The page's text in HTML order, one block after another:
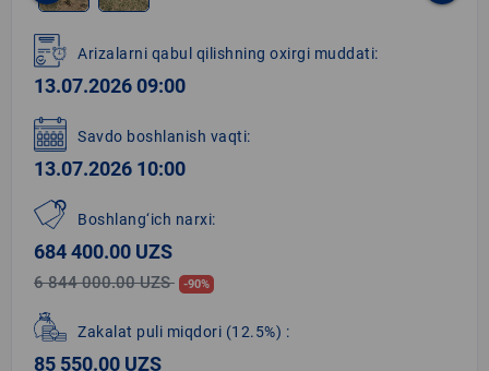
1
of
2
Arizalarni qabul qilishning oxirgi muddati:
13.07.2026 09:00
Savdo boshlanish vaqti:
13.07.2026 10:00
Boshlang‘ich narxi:
684 400.00 UZS
6 844 000.00 UZS -90%
Zakalat puli miqdori (12.5%) :
85 550.00 UZS